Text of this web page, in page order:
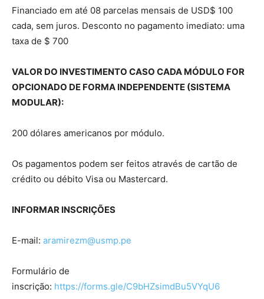
Financiado em até 08 parcelas mensais de USD$ 100
cada, sem juros. Desconto no pagamento imediato: uma
taxa de $ 700
VALOR DO INVESTIMENTO CASO CADA MÓDULO FOR
OPCIONADO DE FORMA INDEPENDENTE (SISTEMA
MODULAR):
200 dólares americanos por módulo.
Os pagamentos podem ser feitos através de cartão de
crédito ou débito Visa ou Mastercard.
INFORMAR INSCRIÇÕES
E-mail: aramirezm@usmp.pe
Formulário de
inscrição: https://forms.gle/C9bHZsimdBu5VYqU6